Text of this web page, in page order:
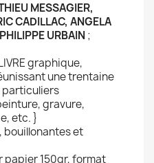
MESSAGIER,
CADILLAC, ANGELA
URBAIN;
graphique,
une trentaine
gravure,
etc. }
bouillonantes et
papier 150gr, format